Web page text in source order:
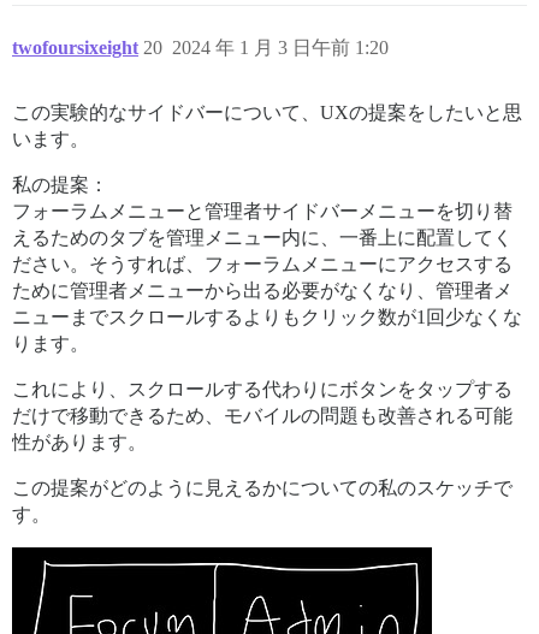
twofoursixeight 2024 年 1 月 3 日午前 1:20
20
この実験的なサイドバーについて、UXの提案をしたいと思
います。
私の提案：
フォーラムメニューと管理者サイドバーメニューを切り替
えるためのタブを管理メニュー内に、一番上に配置してく
ださい。そうすれば、フォーラムメニューにアクセスする
ために管理者メニューから出る必要がなくなり、管理者メ
ニューまでスクロールするよりもクリック数が1回少なくな
ります。
これにより、スクロールする代わりにボタンをタップする
だけで移動できるため、モバイルの問題も改善される可能
性があります。
この提案がどのように見えるかについての私のスケッチで
す。